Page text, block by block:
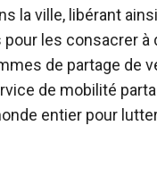
la ville, libérant
les consacrer à
de partage de
de mobilité
entier pour